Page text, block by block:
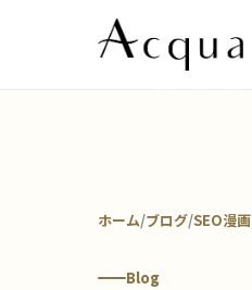
ホーム/ブログ/SEO漫画
Blog